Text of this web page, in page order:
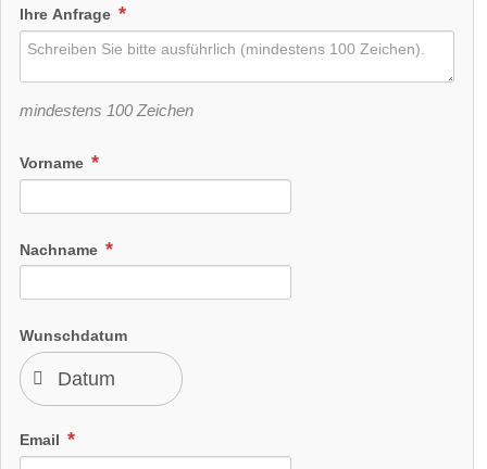
Ihre Anfrage
mindestens 100 Zeichen
Vorname
Nachname
Wunschdatum
Email